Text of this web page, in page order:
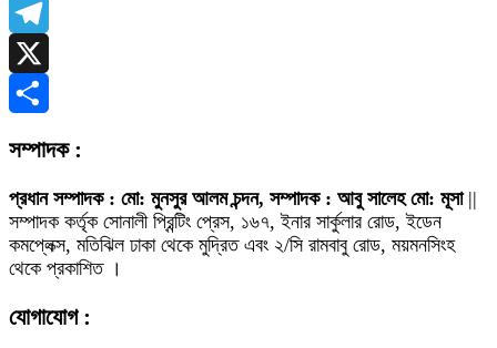
WhatsApp
Telegram
X
সম্পাদক :
প্রধান সম্পাদক : মো: মুনসুর আলম চন্দন, সম্পাদক : আবু সালেহ মো: মূসা||
সম্পাদক কর্তৃক সোনালী প্রিন্টিং প্রেস, ১৬৭, ইনার সার্কুলার রোড, ইডেন
কমপ্লেক্স, মতিঝিল ঢাকা থেকে মুদ্রিত এবং ২/সি রামবাবু রোড, ময়মনসিংহ
থেকে প্রকাশিত ।
যোগাযোগ :